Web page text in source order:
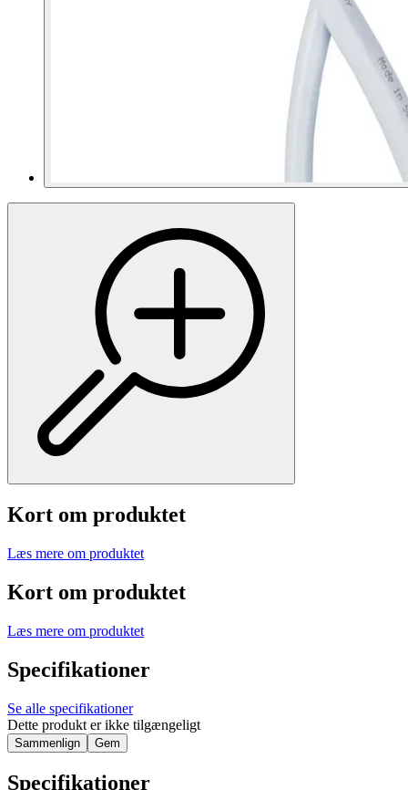
Kort om produktet
Læs mere om produktet
Kort om produktet
Læs mere om produktet
Specifikationer
Se alle specifikationer
Dette produkt er ikke tilgængeligt
Sammenlign Gem
Specifikationer